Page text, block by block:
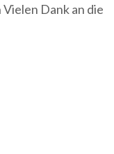
Dank an die